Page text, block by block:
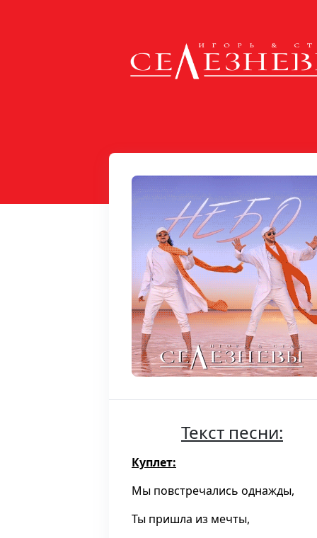
Текст песни:
Куплет:
Мы повстречались однажды,
Ты пришла из мечты,